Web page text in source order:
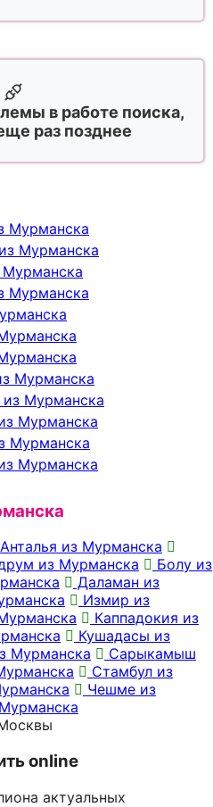
в работе поиска,
раз позднее
Мурманска
Мурманска
Мурманска
Мурманска
из Мурманска
Мурманска
Мурманска
Мурманска
Анталья из Мурманска
из Мурманска
Болу из
Даламан из
Измир из
Каппадокия из
Кушадасы из
Мурманска
Сарыкамыш
Стамбул из
Чешме из
online
актуальных